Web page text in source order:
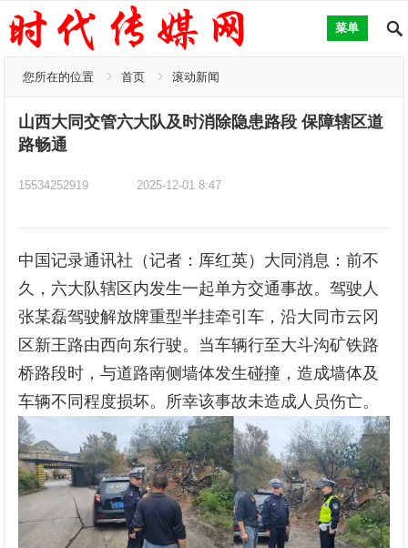
菜单
您所在的位置 首页 滚动新闻
山西大同交管六大队及时消除隐患路段 保障辖区道
路畅通
15534252919 2025-12-01 8:47
中国记录通讯社（记者：厍红英）大同消息：前不
久，六大队辖区内发生一起单方交通事故。驾驶人
张某磊驾驶解放牌重型半挂牵引车，沿大同市云冈
区新王路由西向东行驶。当车辆行至大斗沟矿铁路
桥路段时，与道路南侧墙体发生碰撞，造成墙体及
车辆不同程度损坏。所幸该事故未造成人员伤亡。